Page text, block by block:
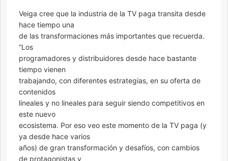
Veiga cree que la industria de la TV paga transita desde
hace tiempo una
de las transformaciones más importantes que recuerda.
“Los
programadores y distribuidores desde hace bastante
tiempo vienen
trabajando, con diferentes estrategias, en su oferta de
contenidos
lineales y no lineales para seguir siendo competitivos en
este nuevo
ecosistema. Por eso veo este momento de la TV paga (y
ya desde hace varios
años) de gran transformación y desafíos, con cambios
de protagonistas y